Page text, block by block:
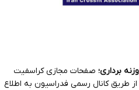
برداری؛ صفحات مجازی کراسفیت
طریق کانال رسمی فدراسیون به اطلاع